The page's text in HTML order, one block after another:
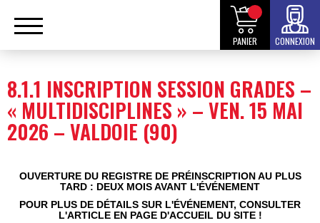
PANIER CONNEXION
8.1.1 INSCRIPTION SESSION GRADES –
« MULTIDISCIPLINES » – VEN. 15 MAI
2026 – VALDOIE (90)
OUVERTURE DU REGISTRE DE PRÉINSCRIPTION AU PLUS
TARD : DEUX MOIS AVANT L'ÉVÉNEMENT
POUR PLUS DE DÉTAILS SUR L'ÉVÉNEMENT, CONSULTER
L'ARTICLE EN PAGE D'ACCUEIL DU SITE !